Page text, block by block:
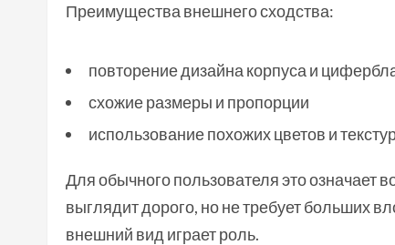
Преимущества внешнего сходства:
повторение дизайна корпуса и
схожие размеры и пропорции
использование похожих цветов и
Для обычного пользователя это означает
выглядит дорого, но не требует больших
внешний вид играет роль.